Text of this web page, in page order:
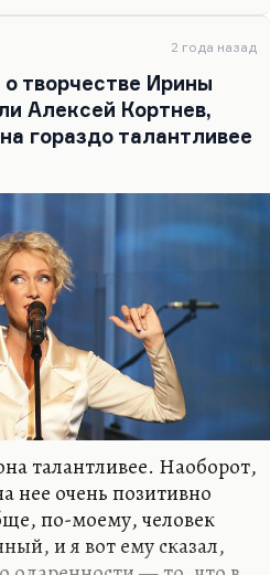
всяком случае, пока ты
уверен в своей правоте
Потом ты можешь
и, главное,
Но пока ты пишешь,
миры.
2 года назад
творчестве Ирины
Алексей Кортнев,
гораздо талантливее
талантливее. Наоборот,
нее очень позитивно
по-моему, человек
и я вот ему сказал,